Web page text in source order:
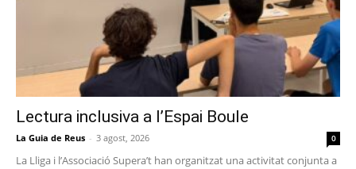
Lectura inclusiva a l’Espai Boule
La Guia de Reus - 3 agost, 2026 0
La Lliga i l’Associació Supera’t han organitzat una activitat conjunta a